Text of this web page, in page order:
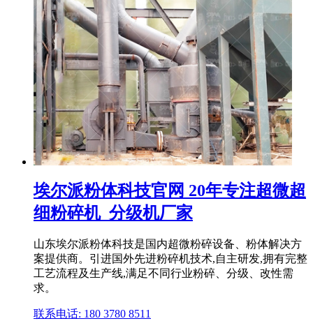
埃尔派粉体科技官网 20年专注超微超
细粉碎机_分级机厂家
山东埃尔派粉体科技是国内超微粉碎设备、粉体解决方
案提供商。引进国外先进粉碎机技术,自主研发,拥有完整
工艺流程及生产线,满足不同行业粉碎、分级、改性需
求。
联系电话: 180 3780 8511